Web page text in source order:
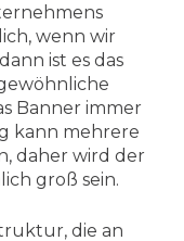
wenn wir
ist es das
Banner immer
kann mehrere
daher wird der
groß sein.
die an